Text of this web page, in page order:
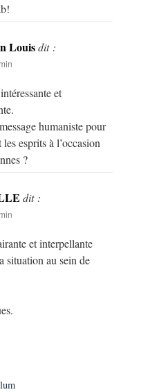
Louisdit :
et
humaniste pour
esprits à l’occasion
?
dit :
et interpellante
situation au sein de